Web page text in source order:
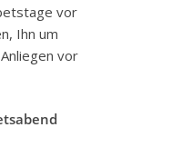
vor
Ihn um
vor